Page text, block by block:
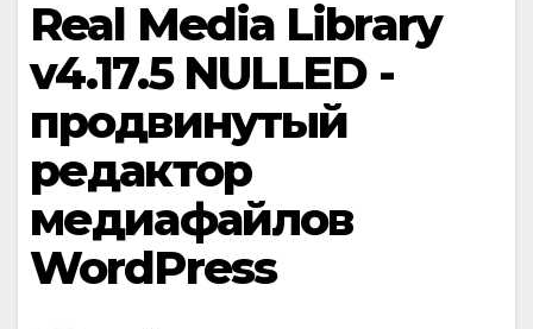
Real Media Library
v4.17.5 NULLED -
продвинутый
редактор
медиафайлов
WordPress